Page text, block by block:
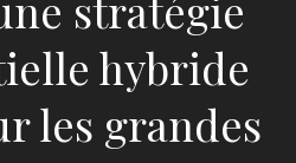
hybride
les grandes